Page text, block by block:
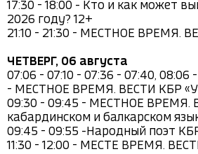
17:30 - 18:00 - Кто и как может
2026 году? 12+
21:10 - 21:30 - МЕСТНОЕ ВРЕМЯ.
ЧЕТВЕРГ, 06 августа
07:06 - 07:10 - 07:36 - 07:40, 08:06
- МЕСТНОЕ ВРЕМЯ. ВЕСТИ КБР
09:30 - 09:45 - МЕСТНОЕ ВРЕМЯ.
кабардинском и балкарском
09:45 - 09:55 -Народный поэт
11:30 - 12:00 - МЕСТЕ ВРЕМЯ.